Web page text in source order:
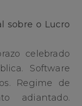
sobre o Lucro
celebrado
Software
Regime de
adiantado.